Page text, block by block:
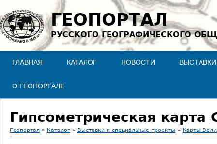
Jump to navigation
ГЕОПОРТАЛ
РУССКОГО ГЕОГРАФИЧЕСКОГО
ГЛАВНАЯ КАТАЛОГ НОВОСТИ ВЫСТАВКИ
О ГЕОПОРТАЛЕ
Гипсометрическая карта
Геопортал » Каталог » Выставки и специальные проекты » Карты